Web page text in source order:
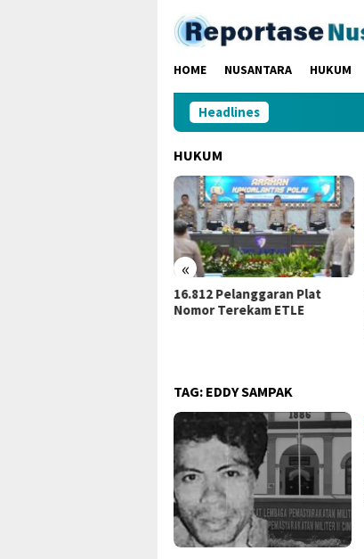
konten
HOME NUSANTARA HUKUM
Headlines
HUKUM
«
16.812 Pelanggaran Plat
Nomor Terekam ETLE
TAG: EDDY SAMPAK